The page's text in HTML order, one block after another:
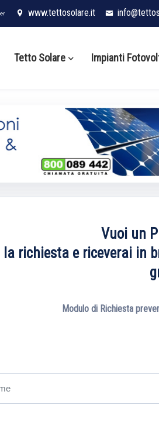
www.tettosolare.it
Tetto Solare Impianti
Vuoi un
la richiesta e riceverai in
Modulo di Richiesta